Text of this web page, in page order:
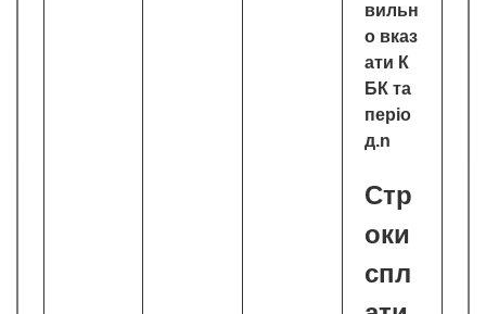
вильн
о вказ
ати К
БК та
періо
д.n
Стр
оки
спл